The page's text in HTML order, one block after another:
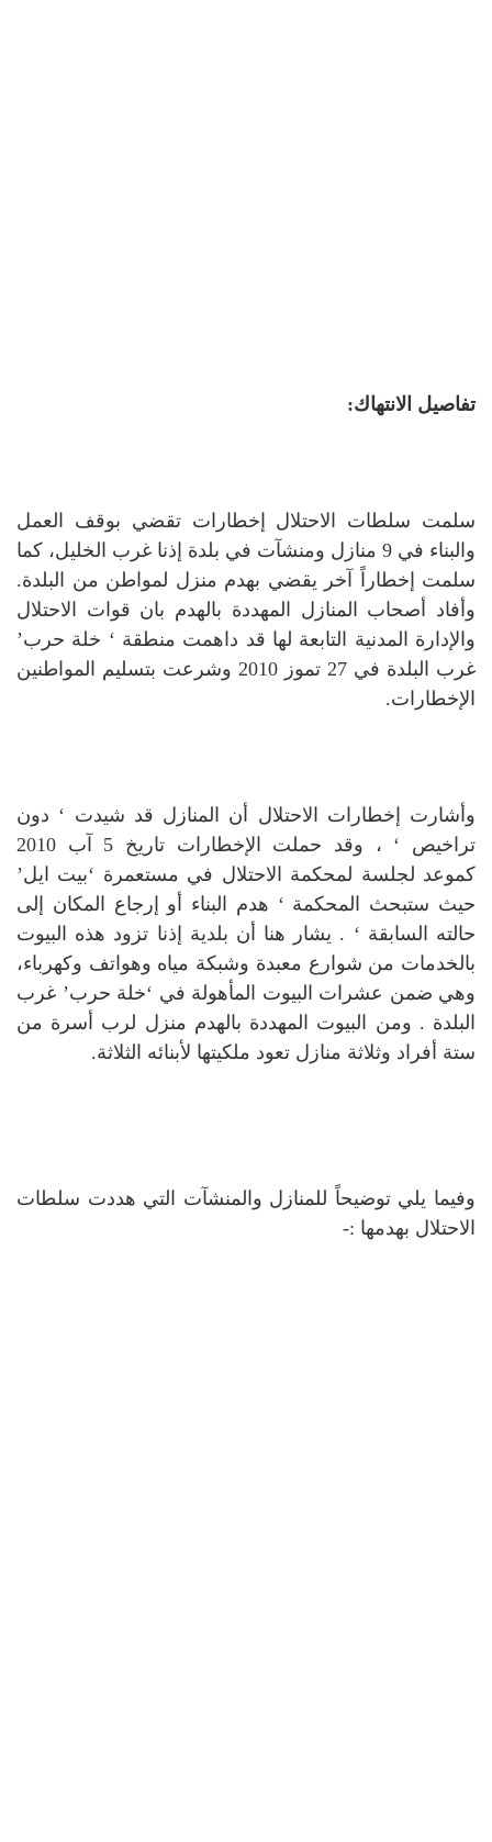
تفاصيل الانتهاك:
سلمت سلطات الاحتلال إخطارات تقضي بوقف العمل
والبناء في 9 منازل ومنشآت في بلدة إذنا غرب الخليل، كما
سلمت إخطاراً آخر يقضي بهدم منزل لمواطن من البلدة.
وأفاد أصحاب المنازل المهددة بالهدم بان قوات الاحتلال
والإدارة المدنية التابعة لها قد داهمت منطقة ‘ خلة حرب’
غرب البلدة في 27 تموز 2010 وشرعت بتسليم المواطنين
الإخطارات.
وأشارت إخطارات الاحتلال أن المنازل قد شيدت ‘ دون
تراخيص ‘ ، وقد حملت الإخطارات تاريخ 5 آب 2010
كموعد لجلسة لمحكمة الاحتلال في مستعمرة ‘بيت ايل’
حيث ستبحث المحكمة ‘ هدم البناء أو إرجاع المكان إلى
حالته السابقة ‘ . يشار هنا أن بلدية إذنا تزود هذه البيوت
بالخدمات من شوارع معبدة وشبكة مياه وهواتف وكهرباء،
وهي ضمن عشرات البيوت المأهولة في ‘خلة حرب’ غرب
البلدة . ومن البيوت المهددة بالهدم منزل لرب أسرة من
ستة أفراد وثلاثة منازل تعود ملكيتها لأبنائه الثلاثة.
وفيما يلي توضيحاً للمنازل والمنشآت التي هددت سلطات
الاحتلال بهدمها :-